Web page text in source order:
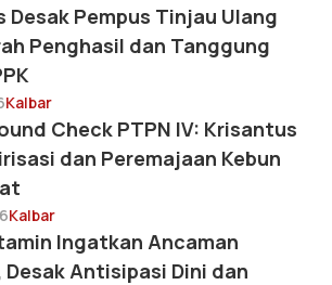
Desak Pempus Tinjau Ulang
Penghasil dan Tanggung
Kalbar
Check PTPN IV: Krisantus
dan Peremajaan Kebun
Kalbar
Ingatkan Ancaman
Antisipasi Dini dan